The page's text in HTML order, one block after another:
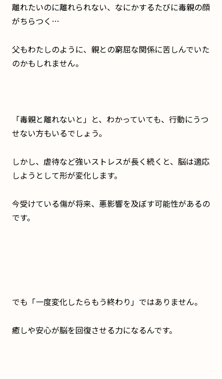
離れたいのに離れられない、なにかするたびに毒親の顔
がちらつく…
父もわたしのように、親との窮屈な関係に苦しんでいた
のかもしれません。
「毒親と離れないと」と、わかっていても、行動にうつ
せない方もいるでしょう。
しかし、虐待など強いストレスが長く続くと、脳は適応
しようとして形が変化します。
今受けている傷が将来、悪影響を及ぼす可能性があるの
です。
でも「一度変化したらもう終わり」ではありません。
癒しや安心が脳を回復させる力になるんです。